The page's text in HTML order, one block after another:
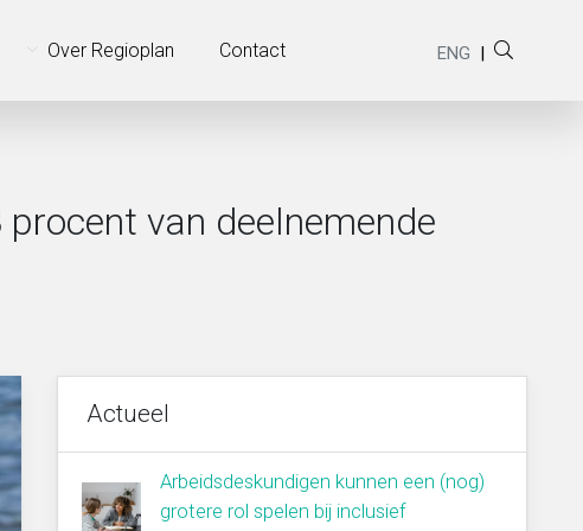
Over Regioplan Contact ENG |
van deelnemende
Actueel
Arbeidsdeskundigen kunnen een (nog)
grotere rol spelen bij inclusief